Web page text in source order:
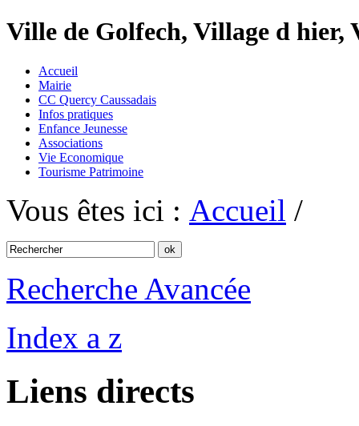
Ville de Golfech, Village d
Accueil
Mairie
CC Quercy Caussadais
Infos pratiques
Enfance Jeunesse
Associations
Vie Economique
Tourisme Patrimoine
Vous êtes ici : Accueil /
Recherche Avancée
Index a z
Liens directs